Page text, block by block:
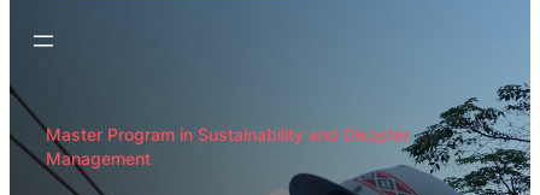
Master Program in Sustainability and Disaster
Management